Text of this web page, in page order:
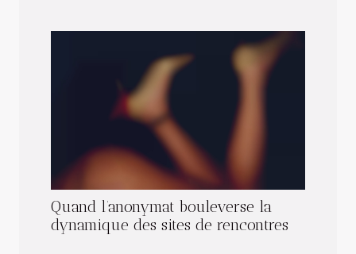
Quand l’anonymat bouleverse la
dynamique des sites de rencontres